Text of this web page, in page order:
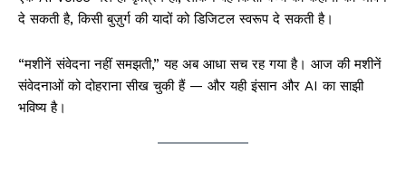
दे सकती है, किसी बुज़ुर्ग की यादों को डिजिटल स्वरूप दे सकती है।
“मशीनें संवेदना नहीं समझती,” यह अब आधा सच रह गया है। आज की मशीनें
संवेदनाओं को दोहराना सीख चुकी हैं — और यही इंसान और AI का साझी
भविष्य है।